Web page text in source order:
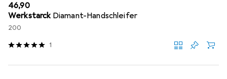
EUR
46,90
Werkstarck Diamant-Handschleifer
200
1